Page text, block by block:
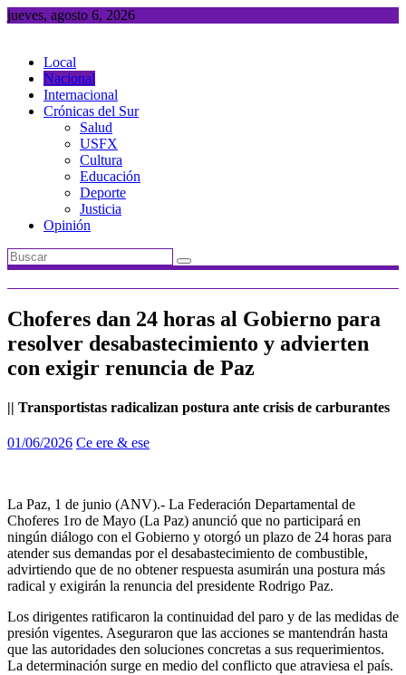
Saltar
jueves, agosto 6, 2026
Local
Nacional
Internacional
Crónicas del Sur
Salud
USFX
Cultura
Educación
Deporte
Justicia
Opinión
Choferes dan 24 horas al Gobierno para
resolver desabastecimiento y advierten
con exigir renuncia de Paz
|| Transportistas radicalizan postura ante crisis de carburantes
01/06/2026 Ce ere & ese
La Paz, 1 de junio (ANV).- La Federación Departamental de
Choferes 1ro de Mayo (La Paz) anunció que no participará en
ningún diálogo con el Gobierno y otorgó un plazo de 24 horas para
atender sus demandas por el desabastecimiento de combustible,
advirtiendo que de no obtener respuesta asumirán una postura más
radical y exigirán la renuncia del presidente Rodrigo Paz.
Los dirigentes ratificaron la continuidad del paro y de las medidas de
presión vigentes. Aseguraron que las acciones se mantendrán hasta
que las autoridades den soluciones concretas a sus requerimientos.
La determinación surge en medio del conflicto que atraviesa el país.